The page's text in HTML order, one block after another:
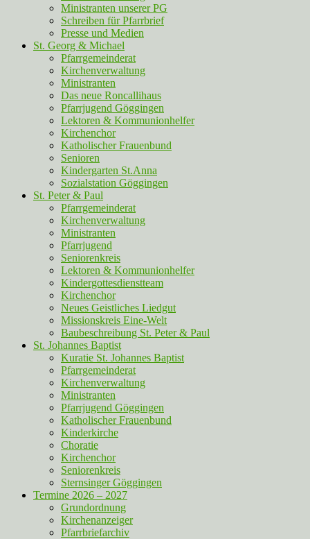
Ministranten unserer PG
Schreiben für Pfarrbrief
Presse und Medien
St. Georg & Michael
Pfarrgemeinderat
Kirchenverwaltung
Ministranten
Das neue Roncallihaus
Pfarrjugend Göggingen
Lektoren & Kommunionhelfer
Kirchenchor
Katholischer Frauenbund
Senioren
Kindergarten St.Anna
Sozialstation Göggingen
St. Peter & Paul
Pfarrgemeinderat
Kirchenverwaltung
Ministranten
Pfarrjugend
Seniorenkreis
Lektoren & Kommunionhelfer
Kindergottesdienstteam
Kirchenchor
Neues Geistliches Liedgut
Missionskreis Eine-Welt
Baubeschreibung St. Peter & Paul
St. Johannes Baptist
Kuratie St. Johannes Baptist
Pfarrgemeinderat
Kirchenverwaltung
Ministranten
Pfarrjugend Göggingen
Katholischer Frauenbund
Kinderkirche
Choratie
Kirchenchor
Seniorenkreis
Sternsinger Göggingen
Termine 2026 – 2027
Grundordnung
Kirchenanzeiger
Pfarrbriefarchiv